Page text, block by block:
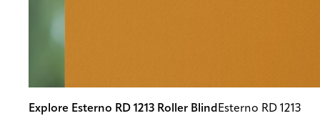
Explore Esterno RD 1213 Roller Blind Esterno RD 1213